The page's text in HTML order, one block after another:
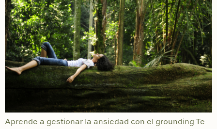
Aprende a gestionar la ansiedad con el grounding Te